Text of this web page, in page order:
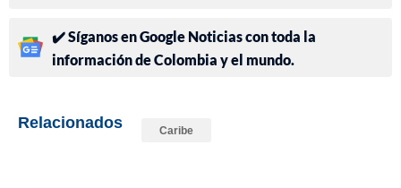
✔️ Síganos en Google Noticias con toda la
información de Colombia y el mundo.
Relacionados Caribe